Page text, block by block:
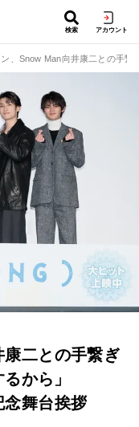
検索 アカウント
、Snow Man向井康二との手
二との手繋ぎ
から」
念舞台挨拶